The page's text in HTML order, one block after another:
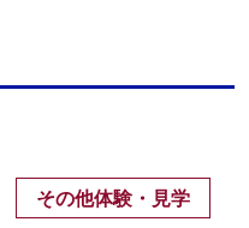
その他体験・見学